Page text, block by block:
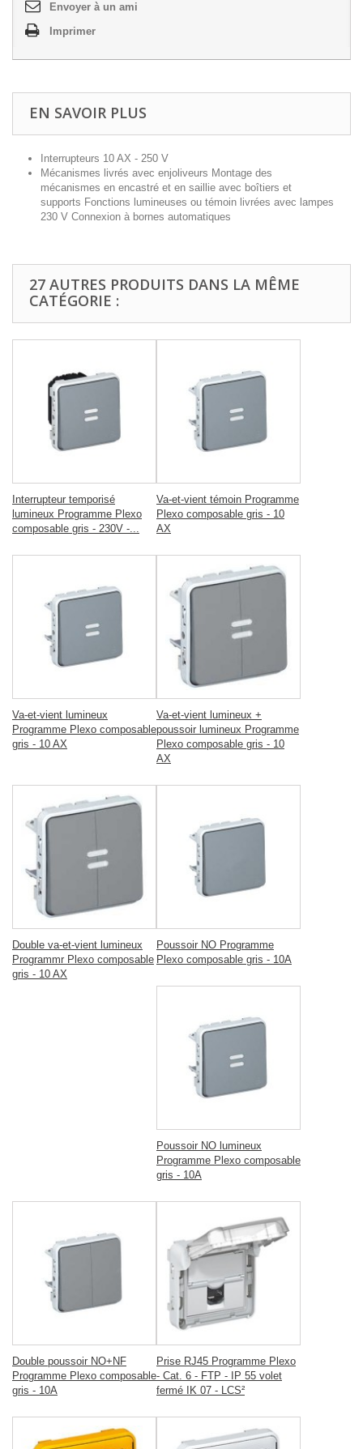
Envoyer à un ami
Imprimer
EN SAVOIR PLUS
Interrupteurs 10 AX - 250 V
Mécanismes livrés avec enjoliveurs Montage des
mécanismes en encastré et en saillie avec boîtiers et
supports Fonctions lumineuses ou témoin livrées avec lampes
230 V Connexion à bornes automatiques
27 AUTRES PRODUITS DANS LA MÊME
CATÉGORIE :
Interrupteur temporisé
lumineux Programme Plexo
composable gris - 230V -...
Va-et-vient témoin Programme
Plexo composable gris - 10
AX
Va-et-vient lumineux
Programme Plexo composable
gris - 10 AX
Va-et-vient lumineux +
poussoir lumineux Programme
Plexo composable gris - 10
AX
Double va-et-vient lumineux
Programmr Plexo composable
gris - 10 AX
Poussoir NO Programme
Plexo composable gris - 10A
Poussoir NO lumineux
Programme Plexo composable
gris - 10A
Double poussoir NO+NF
Programme Plexo composable
gris - 10A
Prise RJ45 Programme Plexo
- Cat. 6 - FTP - IP 55 volet
fermé IK 07 - LCS²